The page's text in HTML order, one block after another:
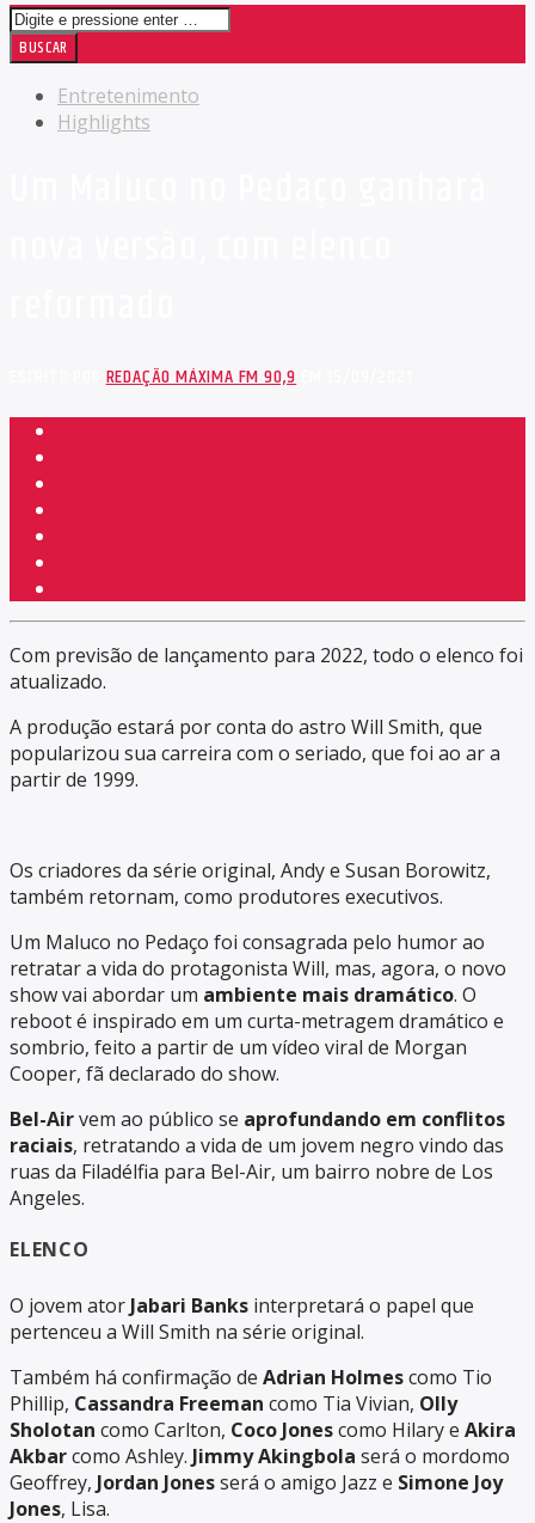
Entretenimento
Highlights
ESCRITO PORREDAÇÃO MÁXIMA FM 90,9EM 15/09/2021
Com previsão de lançamento para 2022, todo o elenco foi
atualizado.
A produção estará por conta do astro Will Smith, que
popularizou sua carreira com o seriado, que foi ao ar a
partir de 1999.
Os criadores da série original, Andy e Susan Borowitz,
também retornam, como produtores executivos.
Um Maluco no Pedaço foi consagrada pelo humor ao
retratar a vida do protagonista Will, mas, agora, o novo
show vai abordar um ambiente mais dramático. O
reboot é inspirado em um curta-metragem dramático e
sombrio, feito a partir de um vídeo viral de Morgan
Cooper, fã declarado do show.
Bel-Airvem ao público se aprofundando em conflitos
raciais, retratando a vida de um jovem negro vindo das
ruas da Filadélfia para Bel-Air, um bairro nobre de Los
Angeles.
ELENCO
O jovem ator Jabari Banks interpretará o papel que
pertenceu a Will Smith na série original.
Também há confirmação de Adrian Holmescomo Tio
Phillip, Cassandra Freeman como Tia Vivian, Olly
Sholotan como Carlton, Coco Jonescomo Hilary e Akira
Akbarcomo Ashley. Jimmy Akingbola será o mordomo
Geoffrey, Jordan Jonesserá o amigo Jazz e Simone Joy
Jones, Lisa.